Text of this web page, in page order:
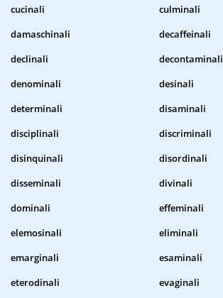
cucinali
culminali
damaschinali
decaffeinali
declinali
decontaminali
denominali
desinali
determinali
disaminali
disciplinali
discriminali
disinquinali
disordinali
disseminali
divinali
dominali
effeminali
elemosinali
eliminali
emarginali
esaminali
eterodinali
evaginali